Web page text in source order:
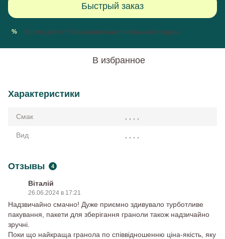
Быстрый заказ
% Войти для отображения накопительной скидки
В избранное
Характеристики
Смак
Вид
Отзывы 4
Віталій
26.06.2024 в 17:21
Надзвичайно смачно! Дуже приємно здивувало турботливе
пакування, пакети для зберігання граноли також надзичайно
зручні.
Поки що найкраща гранола по співвідношенню ціна-якість, яку